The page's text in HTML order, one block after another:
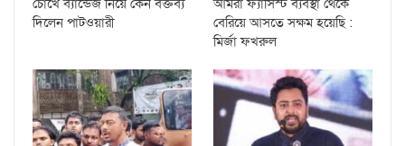
দিলেন পাটওয়ারী
বেরিয়ে আসতে সক্ষম হয়েছি :
মির্জা ফখরুল